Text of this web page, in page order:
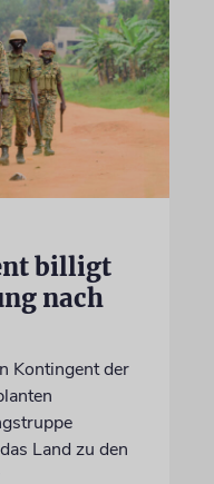
billigt
nach
Kontingent der
Land zu den